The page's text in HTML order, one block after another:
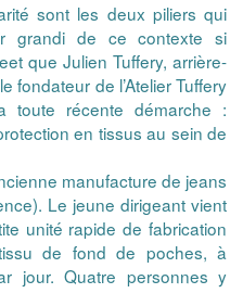
sont les deux piliers qui
grandi de ce contexte si
que Julien Tuffery, arrière-
fondateur de l’Atelier Tuffery
toute récente démarche :
en tissus au sein de
manufacture de jeans
Le jeune dirigeant vient
unité rapide de fabrication
de fond de poches, à
jour. Quatre personnes y